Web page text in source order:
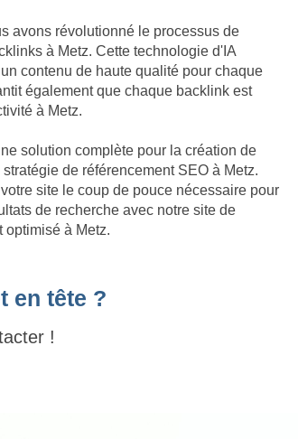
avons révolutionné le processus de
à Metz. Cette technologie d'IA
contenu de haute qualité pour chaque
également que chaque backlink est
à Metz.
solution complète pour la création de
de référencement SEO à Metz.
site le coup de pouce nécessaire pour
de recherche avec notre site de
optimisé à Metz.
en tête ?
!